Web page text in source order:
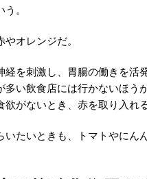
。
オレンジだ。
経を刺激し、胃腸の働きを活
い飲食店には行かないほう
がないとき、赤を取り入れ
たいときも、トマトやにん